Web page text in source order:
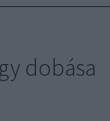
dobása